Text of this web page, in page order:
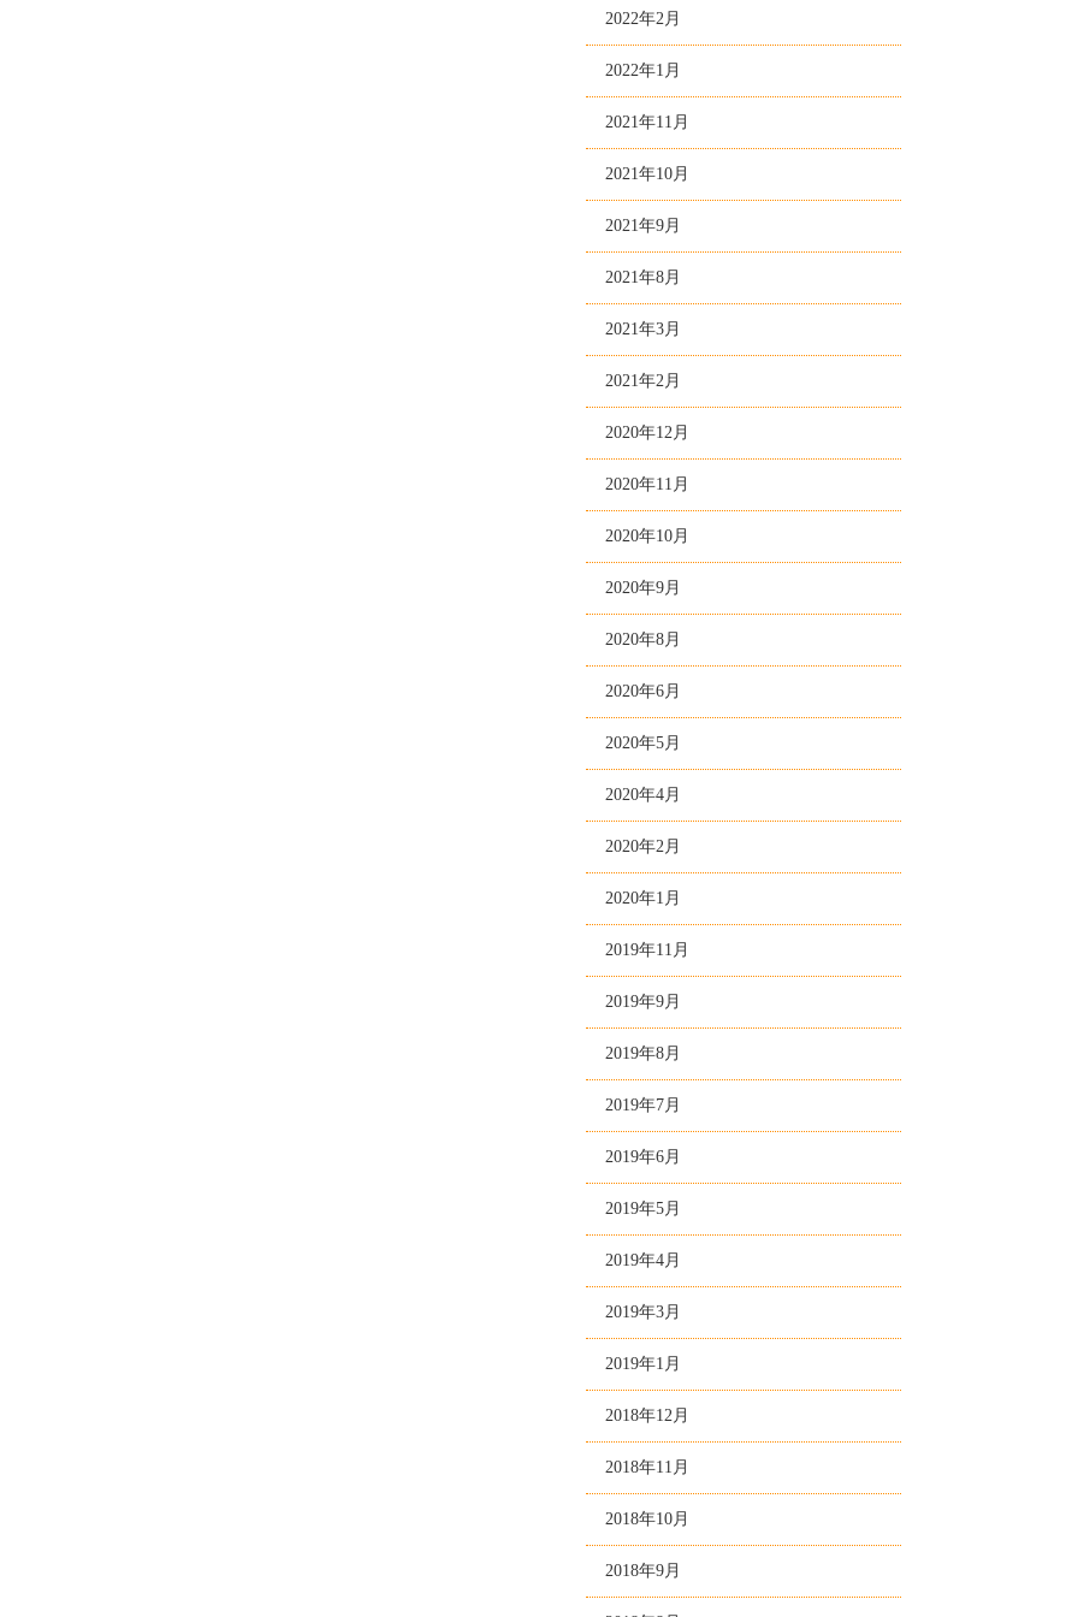
2022年2月
2022年1月
2021年11月
2021年10月
2021年9月
2021年8月
2021年3月
2021年2月
2020年12月
2020年11月
2020年10月
2020年9月
2020年8月
2020年6月
2020年5月
2020年4月
2020年2月
2020年1月
2019年11月
2019年9月
2019年8月
2019年7月
2019年6月
2019年5月
2019年4月
2019年3月
2019年1月
2018年12月
2018年11月
2018年10月
2018年9月